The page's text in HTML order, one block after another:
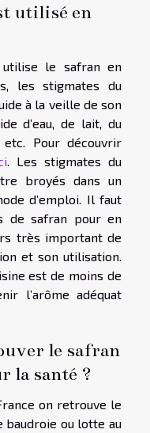
utilisé en
utilise le safran en
les stigmates du
à la veille de son
d’eau, de lait, du
Pour découvrir
. Les stigmates du
broyés dans un
d’emploi. Il faut
de safran pour en
très important de
et son utilisation.
est de moins de
l’arôme adéquat
le safran
la santé ?
on retrouve le
baudroie ou lotte au